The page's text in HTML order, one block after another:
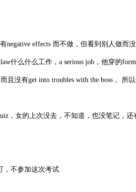
effects 而不做，但看到别人做而没
什么什么工作，a serious job，他穿的
且没有get into troubles with the boss， 所
女的上次没去，不知道，也没笔记，还
不参加这次考试